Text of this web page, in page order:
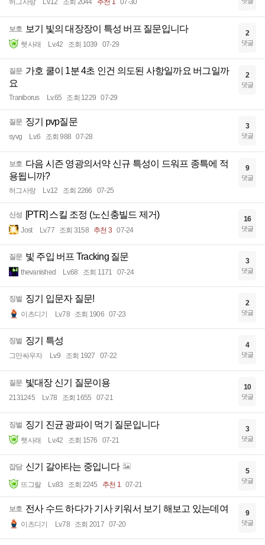
허그사랑 Lv.12 조회 2044 추천 1 07-30
보호 보기 빛의 대장장이 특성 버프 질문입니다
햇사래 Lv.42 조회 1039 07-29
2
댓글
질문 가호 쿨이 1분 4초 인건 의도된 사항일까요 버그일까
요
Traniborus Lv.65 조회 1229 07-29
2
댓글
질문 징기 pvp질문
syvg Lv.6 조회 988 07-28
3
댓글
보호 다음 시즌 영광의서약 신규 특성이 드워프 종특에 적
용됩니까?
허그사랑 Lv.12 조회 2266 07-25
9
댓글
신성 [PTR] 스킬 조정 (노신충빌드 제거)
Jost Lv.77 조회 3158 추천 3 07-24
16
댓글
질문 빛 주입 버프 Tracking 질문
thevanished Lv.68 조회 1171 07-24
3
댓글
징벌 징기 입문자 질문!
이츠디기 Lv.78 조회 1906 07-23
2
댓글
징벌 징기 특성
그만싸우자 Lv.9 조회 1927 07-22
4
댓글
질문 빛대장 신기 질문이용
2131245 Lv.78 조회 1655 07-21
10
댓글
징벌 징기 진균 광파이 먹기 질문입니다
햇사래 Lv.42 조회 1576 07-21
3
댓글
잡담 신기 갈아타는 중입니다
뜨그랄 Lv.83 조회 2245 추천 1 07-21
5
댓글
보호 전사 수드 하다가 기사 키워서 보기 해보고 있는데여
이츠디기 Lv.78 조회 2017 07-20
9
댓글